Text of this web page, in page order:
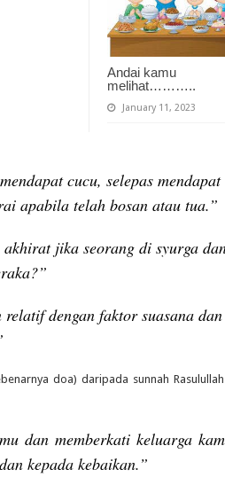
Andai kamu
melihat………..
January 11, 2023
cucu, selepas mendapat
apabila telah bosan atau tua.”
akhirat jika seorang di syurga
dengan faktor suasana dan
doa) daripada sunnah Rasulullah
dan memberkati keluarga
kepada kebaikan.”